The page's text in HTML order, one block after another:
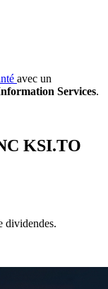
avec un
Services.
KSI.TO
dividendes.